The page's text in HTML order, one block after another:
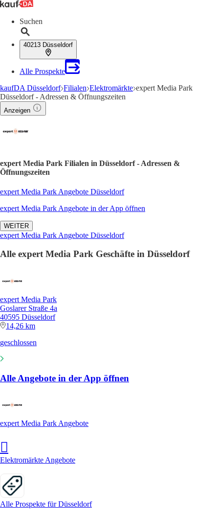
Suchen
40213 Düsseldorf
Alle Prospekte
kaufDA Düsseldorf Filialen Elektromärkte expert Media Park
Düsseldorf - Adressen & Öffnungszeiten
Anzeigen
expert Media Park Filialen in Düsseldorf - Adressen &
Öffnungszeiten
expert Media Park Angebote Düsseldorf
expert Media Park Angebote in der App öffnen
WEITER
expert Media Park Angebote Düsseldorf
Alle expert Media Park Geschäfte in Düsseldorf
expert Media Park
Goslarer Straße 4a
40595 Düsseldorf
14,26 km
geschlossen
Alle Angebote in der App öffnen
expert Media Park Angebote
Elektromärkte Angebote
Alle Prospekte für Düsseldorf